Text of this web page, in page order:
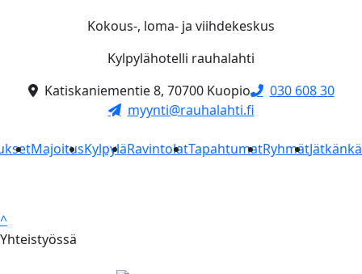
Kokous-, loma- ja viihdekeskus
Kylpylähotelli rauhalahti
Katiskaniementie 8, 70700 Kuopio
030 608 30
myynti@rauhalahti.fi
MajoitusKylpyläRavintolatTapahtumatRyhmät
^
Yhteistyössä